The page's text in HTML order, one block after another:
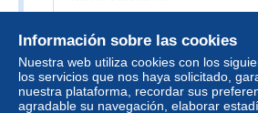
Usados 2
Nuevos 10
Nueva Zelanda 1
Información sobre las cookies
Nuestra web utiliza cookies con los
los servicios que nos haya solicitado,
nuestra plataforma, recordar sus
agradable su navegación, elaborar